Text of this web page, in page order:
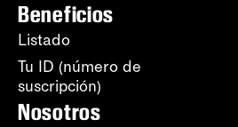
Beneficios
Listado
Tu ID (número de
suscripción)
Nosotros